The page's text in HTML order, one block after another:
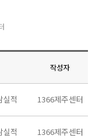
작성자
적 1366제주센터
적 1366제주센터